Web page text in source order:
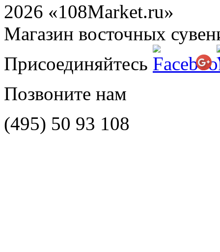
2026 «108Market.ru»
Магазин восточных
Присоединяйтесь
Позвоните нам
(495) 50 93 108